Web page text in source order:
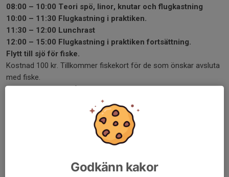
08:00 – 10:00 Teori spö, linor, knutar och flugkastning
10:00 – 11:30 Flugkastning i praktiken.
11:30 – 12:00 Lunchrast
12:00 – 15:00 Flugkastning i praktiken fortsättning.
Flytt till sjö för fiske.
Kostnad 100 kr. Tillkommer fiskekort för de som önskar avsluta
med fiske.
Utrustning finns att låna.
sodermanland@fjallorna.se
Godkänn kakor